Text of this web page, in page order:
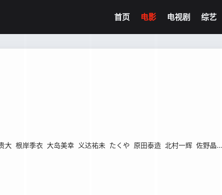
首页 电影 电视剧 综艺
大 根岸季衣 大岛美幸 义达祐未 たくや 原田泰造 北村一辉 佐野晶哉